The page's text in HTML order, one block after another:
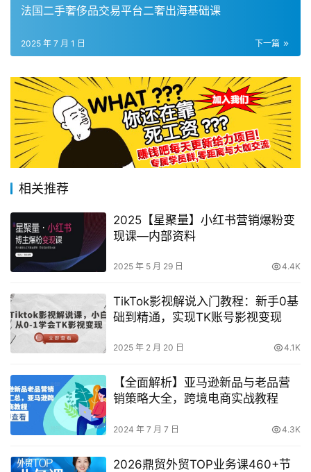
法国二手奢侈品交易平台二奢出海基础课
下一篇
2025 年 7 月 1 日
相关推荐
2025【星聚量】小红书营销爆粉变
现课—内部资料
2025 年 5 月 29 日 4.4K
TikTok影视解说入门教程：新手0基
础到精通，实现TK账号影视变现
2025 年 2 月 20 日 4.1K
【全面解析】亚马逊新品与老品营
销策略大全，跨境电商实战教程
2024 年 7 月 7 日 4.3K
2026鼎贸外贸TOP业务课460+节